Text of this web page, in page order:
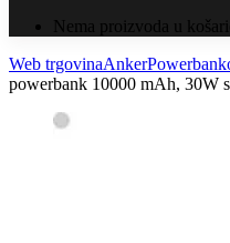
Nema proizvoda u
Web trgovinaAnker
powerbank 10000 mAh, 30W